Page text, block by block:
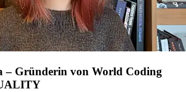
– Gründerin von World Coding